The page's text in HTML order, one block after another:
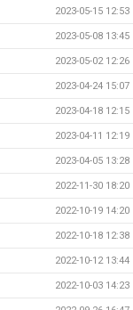
2023-05-15 12:53
2023-05-08 13:45
2023-05-02 12:26
2023-04-24 15:07
2023-04-18 12:15
2023-04-11 12:19
2023-04-05 13:28
2022-11-30 18:20
2022-10-19 14:20
2022-10-18 12:38
2022-10-12 13:44
2022-10-03 14:23